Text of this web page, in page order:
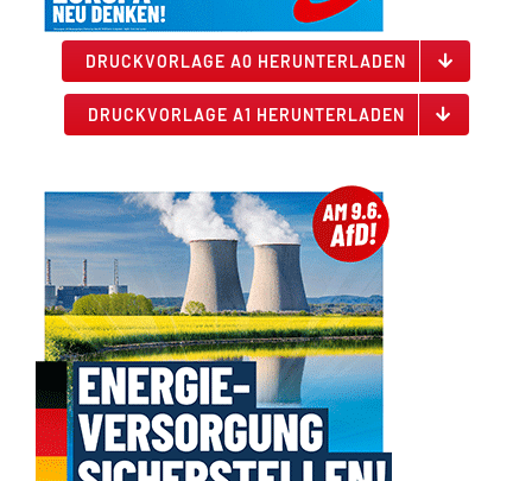
DRUCKVORLAGE A0 HERUNTERLADEN
DRUCKVORLAGE A1 HERUNTERLADEN